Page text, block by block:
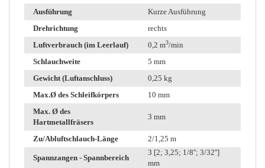
Ausführung
Kurze Ausführung
Drehrichtung
rechts
Luftverbrauch (im Leerlauf)
0,2 m3/min
Schlauchweite
5 mm
Gewicht (Luftanschluss)
0,25 kg
Max.Ø des Schleifkörpers
10 mm
Max. Ø des
Hartmetallfräsers
3 mm
Zu/Abluftschlauch-Länge 2/1,25 m
Spannzangen - Spannbereich
3 [2; 3,25; 1/8''; 3/32'']
mm